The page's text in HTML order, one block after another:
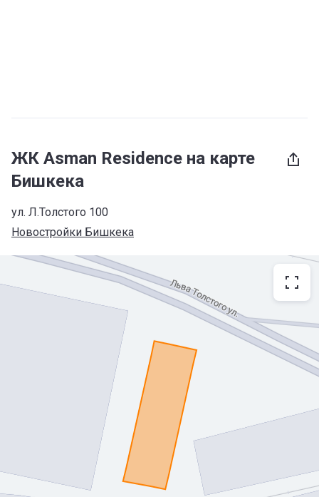
ЖК Asman Residence на карте
Бишкека
ул. Л.Толстого 100
Новостройки Бишкека